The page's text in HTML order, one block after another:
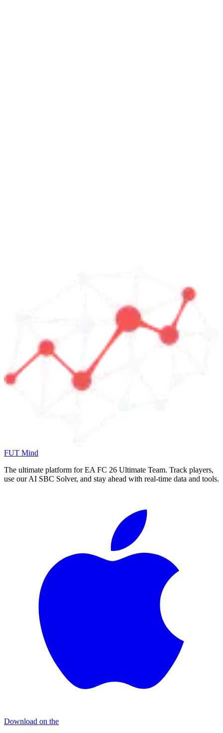
FUT Mind
The ultimate platform for EA FC 26 Ultimate Team. Track players,
use our AI SBC Solver, and stay ahead with real-time data and tools.
Download on the